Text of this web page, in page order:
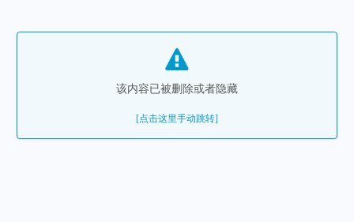
该内容已被删除或者隐藏
[点击这里手动跳转]